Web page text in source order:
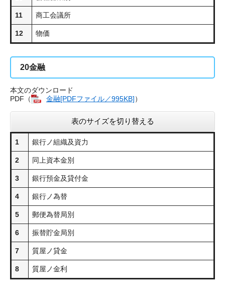
11 商工会議所
12 物価
20金融
本文のダウンロード
PDF（
金融[PDFファイル／995KB]）
表のサイズを切り替える
1 銀行ノ組織及資力
2 同上資本金別
3 銀行預金及貸付金
4 銀行ノ為替
5 郵便為替局別
6 振替貯金局別
7 質屋ノ貸金
8 質屋ノ金利